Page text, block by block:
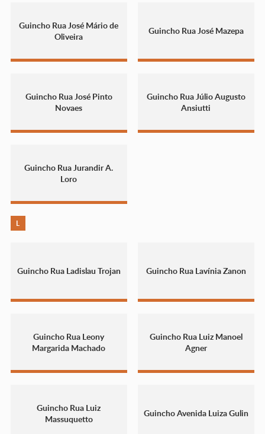
Guincho Rua José Mário de
Oliveira
Guincho Rua José Mazepa
Guincho Rua José Pinto
Novaes
Guincho Rua Júlio Augusto
Ansiutti
Guincho Rua Jurandir A.
Loro
L
Guincho Rua Ladislau Trojan Guincho Rua Lavínia Zanon
Guincho Rua Leony
Margarida Machado
Guincho Rua Luiz Manoel
Agner
Guincho Rua Luiz
Massuquetto
Guincho Avenida Luiza Gulin